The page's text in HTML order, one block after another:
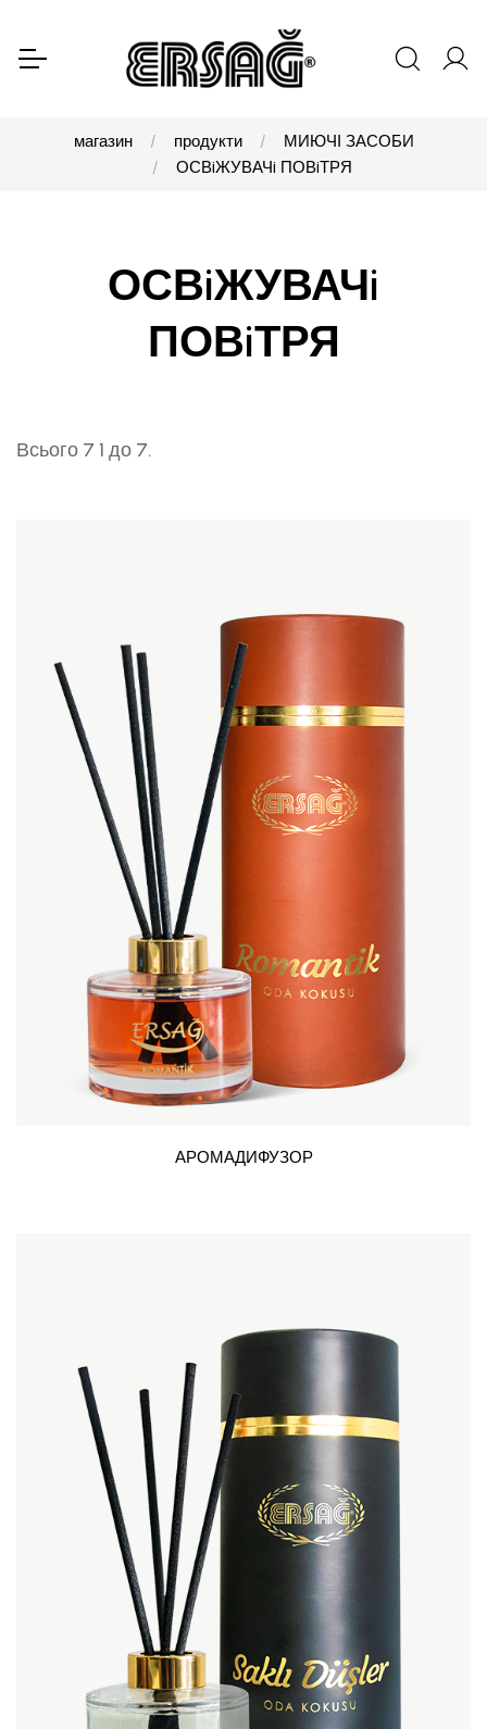
магазин продукти
МИЮЧІ ЗАСОБИ
ОСВiЖУВАЧi ПОВiТРЯ
ОСВiЖУВАЧi
ПОВiТРЯ
Всього 7 1 до 7.
АРОМАДИФУЗОР